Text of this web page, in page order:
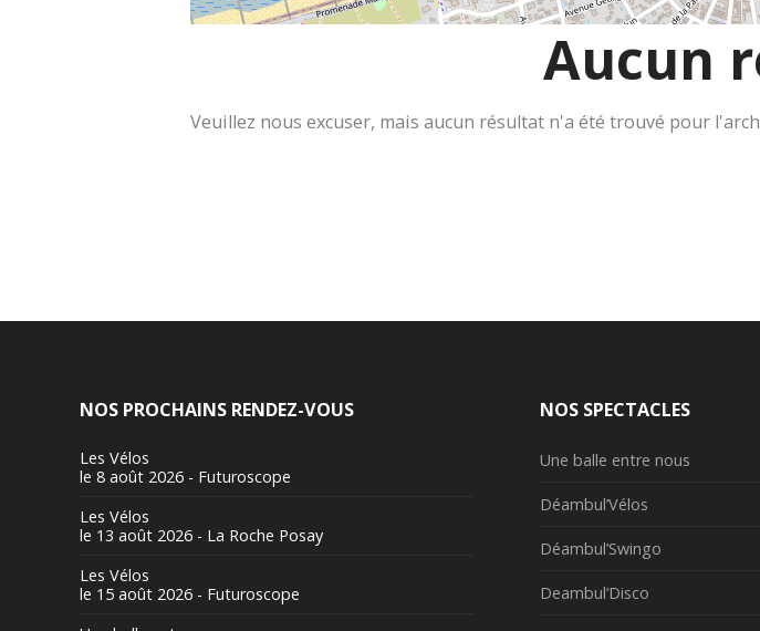
Aucun
Veuillez nous excuser, mais aucun résultat n'a été trouvé pour
NOS PROCHAINS RENDEZ-VOUS
Les Vélos
le 8 août 2026 - Futuroscope
Les Vélos
le 13 août 2026 - La Roche Posay
Les Vélos
le 15 août 2026 - Futuroscope
NOS SPECTACLES
Une balle entre nous
Déambul’Vélos
Déambul’Swingo
Deambul’Disco